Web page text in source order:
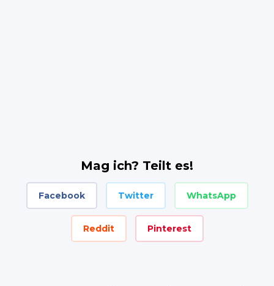
Mag ich? Teilt es!
Facebook Twitter WhatsApp
Reddit Pinterest